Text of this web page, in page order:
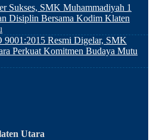
Sukses, SMK Muhammadiyah 1
Disiplin Bersama Kodim Klaten
9001:2015 Resmi Digelar, SMK
Perkuat Komitmen Budaya Mutu
Utara